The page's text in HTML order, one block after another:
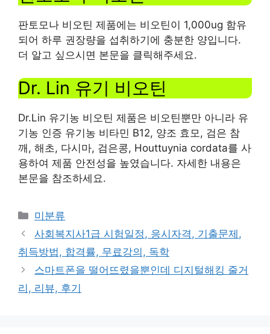
판토모나 비오틴 제품에는 비오틴이 1,000ug 함유
되어 하루 권장량을 섭취하기에 충분한 양입니다.
더 알고 싶으시면 본문을 클릭해주세요.
Dr. Lin 유기 비오틴
Dr.Lin 유기농 비오틴 제품은 비오틴뿐만 아니라 유
기농 인증 유기농 비타민 B12, 양조 효모, 검은 참
깨, 해초, 다시마, 검은콩, Houttuynia cordata를 사
용하여 제품 안전성을 높였습니다. 자세한 내용은
본문을 참조하세요.
Categories
미분류
사회복지사1급 시험일정, 응시자격, 기출문제,
취득방법, 합격률, 무료강의, 독학
스마트폰을 떨어뜨렸을뿐인데 디지털해킹 줄거
리, 리뷰, 후기